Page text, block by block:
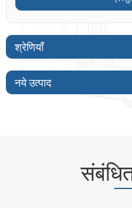
श्रेणियाँ
नये उत्पाद